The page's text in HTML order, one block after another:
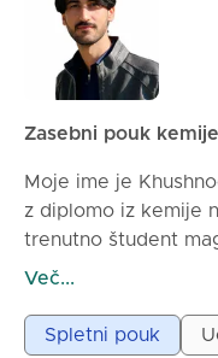
Zasebni pouk kemije
Moje ime je
z diplomo iz kemije
trenutno študent
univerzi Quaid-i-
akademskim
Več...
Spletni pouk